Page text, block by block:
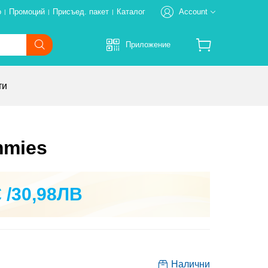
| Промоций | Присъед. пакет | Каталог Account
Добре дошли в Тиенс!
Приложение
/30,98ЛВ
Налични